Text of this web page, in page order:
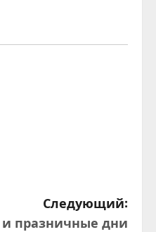
Следующий:
празничные дни